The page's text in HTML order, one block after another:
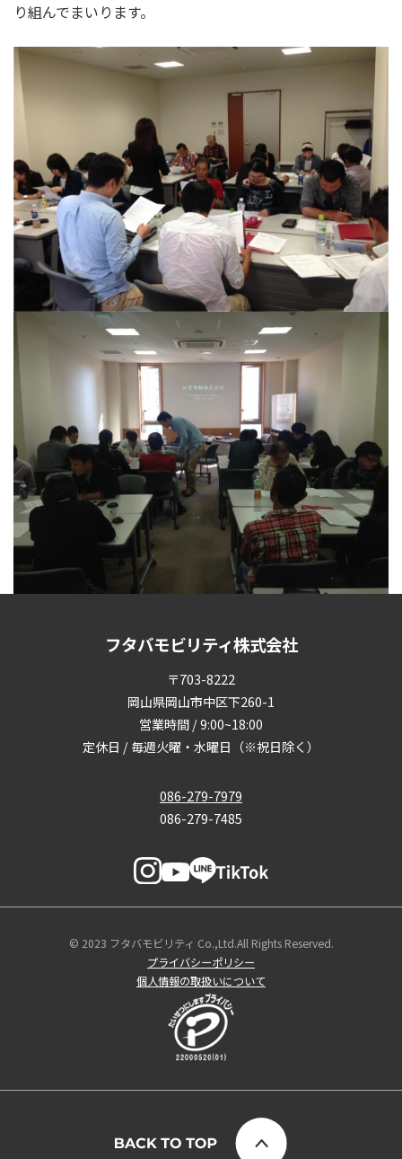
り組んでまいります。
フタバモビリティ株式会社
〒703-8222
岡山県岡山市中区下260-1
営業時間 / 9:00~18:00
定休日 / 毎週火曜・水曜日（※祝日除く）
086-279-7979
086-279-7485
© 2023 フタバモビリティ Co.,Ltd.All Rights Reserved.
プライバシーポリシー
個人情報の取扱いについて